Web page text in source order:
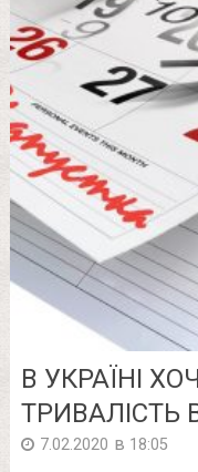
В УКРАЇНІ
ТРИВАЛІСТЬ
7.02.2020 в 18:05